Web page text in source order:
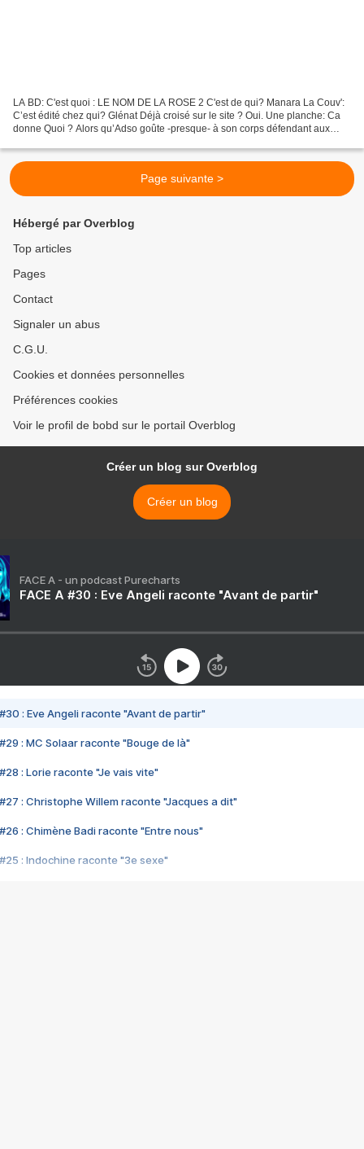
LA BD: C'est quoi : LE NOM DE LA ROSE 2 C'est de qui? Manara La Couv':
C’est édité chez qui? Glénat Déjà croisé sur le site ? Oui. Une planche: Ca
donne Quoi ? Alors qu’Adso goûte -presque- à son corps défendant aux
Page suivante >
Hébergé par Overblog
Top articles
Pages
Contact
Signaler un abus
C.G.U.
Cookies et données personnelles
Préférences cookies
Voir le profil de bobd sur le portail Overblog
Créer un blog sur Overblog
Créer un blog
FACE A - un podcast Purecharts
FACE A #30 : Eve Angeli raconte "Avant de partir"
#30 : Eve Angeli raconte "Avant de partir"
#29 : MC Solaar raconte "Bouge de là"
#28 : Lorie raconte "Je vais vite"
#27 : Christophe Willem raconte "Jacques a dit"
#26 : Chimène Badi raconte "Entre nous"
#25 : Indochine raconte "3e sexe"